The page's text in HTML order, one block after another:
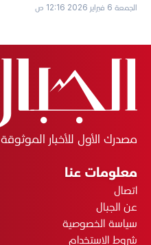
الجمعة 6 فبراير 2026 12:16 ص
مصدرك الأول للأخبار الموثوقة
معلومات عنا
اتصال
عن الجبال
سياسة الخصوصية
شروط الاستخدام